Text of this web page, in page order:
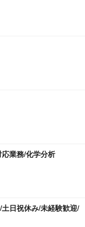
業務/化学分析
日祝休み/未経験歓迎/